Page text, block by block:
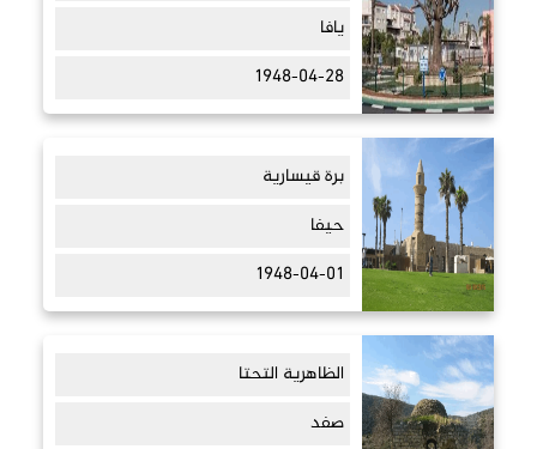
يافا
1948-04-28
برة قيسارية
حيفا
1948-04-01
الظاهرية التحتا
صفد